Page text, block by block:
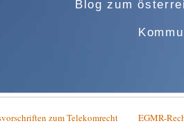
Blog zum
zum Telekomrecht EGMR-